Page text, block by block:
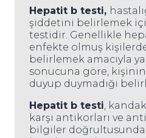
Hepatit b testi,
şiddetini belirlemek
testidir. Genellikle
enfekte olmuş
belirlemek amacıyla
sonucuna göre,
duyup duymadığı
Hepatit b testi,
karşı antikorları ve
bilgiler doğrultusunda